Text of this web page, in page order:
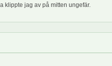
klippte jag av på mitten ungefär.